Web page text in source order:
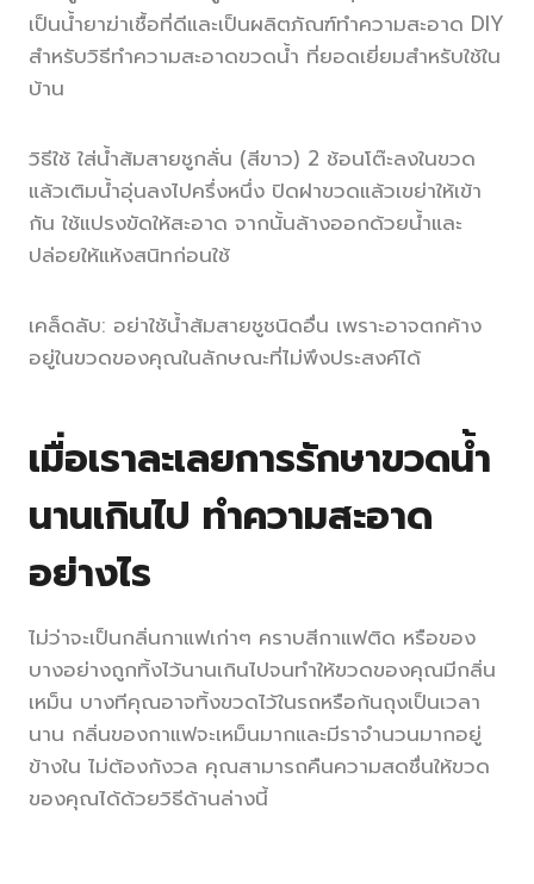
เป็นน้ำยาฆ่าเชื้อที่ดีและเป็นผลิตภัณฑ์ทำความสะอาด DIY
สำหรับวิธีทำความสะอาดขวดน้ำ ที่ยอดเยี่ยมสำหรับใช้ใน
บ้าน
วิธีใช้ ใส่น้ำส้มสายชูกลั่น (สีขาว) 2 ช้อนโต๊ะลงในขวด
แล้วเติมน้ำอุ่นลงไปครึ่งหนึ่ง ปิดฝาขวดแล้วเขย่าให้เข้า
กัน ใช้แปรงขัดให้สะอาด จากนั้นล้างออกด้วยน้ำและ
ปล่อยให้แห้งสนิทก่อนใช้
เคล็ดลับ: อย่าใช้น้ำส้มสายชูชนิดอื่น เพราะอาจตกค้าง
อยู่ในขวดของคุณในลักษณะที่ไม่พึงประสงค์ได้
เมื่อเราละเลยการรักษาขวดน้ำ
นานเกินไป ทำความสะอาด
อย่างไร
ไม่ว่าจะเป็นกลิ่นกาแฟเก่าๆ คราบสีกาแฟติด หรือของ
บางอย่างถูกทิ้งไว้นานเกินไปจนทำให้ขวดของคุณมีกลิ่น
เหม็น บางทีคุณอาจทิ้งขวดไว้ในรถหรือก้นถุงเป็นเวลา
นาน กลิ่นของกาแฟจะเหม็นมากและมีราจำนวนมากอยู่
ข้างใน ไม่ต้องกังวล คุณสามารถคืนความสดชื่นให้ขวด
ของคุณได้ด้วยวิธีด้านล่างนี้